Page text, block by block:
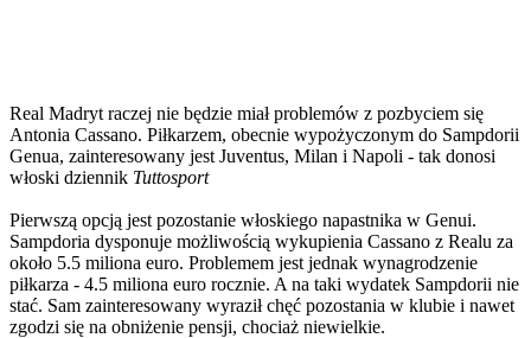
Real Madryt raczej nie będzie miał problemów z pozbyciem się
Antonia Cassano. Piłkarzem, obecnie wypożyczonym do Sampdorii
Genua, zainteresowany jest Juventus, Milan i Napoli - tak donosi
włoski dziennik Tuttosport
Pierwszą opcją jest pozostanie włoskiego napastnika w Genui.
Sampdoria dysponuje możliwością wykupienia Cassano z Realu za
około 5.5 miliona euro. Problemem jest jednak wynagrodzenie
piłkarza - 4.5 miliona euro rocznie. A na taki wydatek Sampdorii nie
stać. Sam zainteresowany wyraził chęć pozostania w klubie i nawet
zgodzi się na obniżenie pensji, chociaż niewielkie.